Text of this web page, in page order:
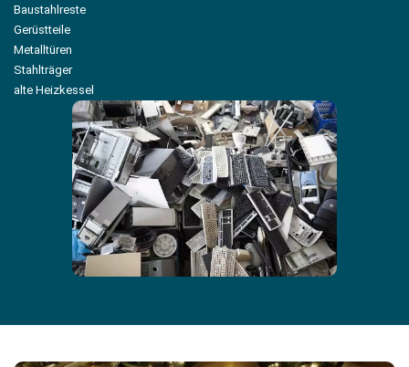
Baustahlreste
Gerüstteile
Metalltüren
Stahlträger
alte Heizkessel